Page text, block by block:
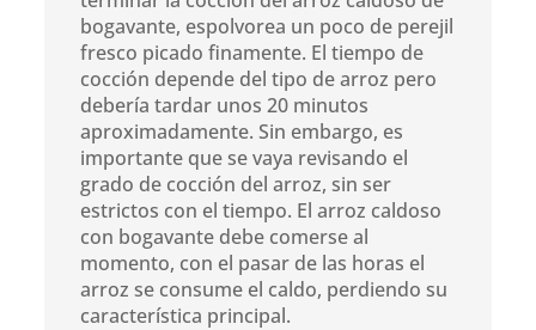
bogavante, espolvorea un poco de perejil
fresco picado finamente. El tiempo de
cocción depende del tipo de arroz pero
debería tardar unos 20 minutos
aproximadamente. Sin embargo, es
importante que se vaya revisando el
grado de cocción del arroz, sin ser
estrictos con el tiempo. El arroz caldoso
con bogavante debe comerse al
momento, con el pasar de las horas el
arroz se consume el caldo, perdiendo su
característica principal.